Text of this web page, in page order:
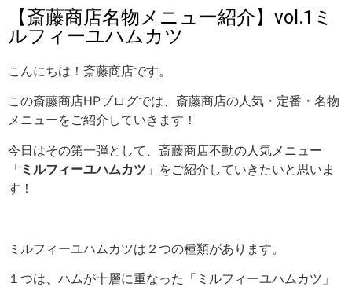
【斎藤商店名物メニュー紹介】vol.1ミ
ルフィーユハムカツ
こんにちは！斎藤商店です。
この斎藤商店HPブログでは、斎藤商店の人気・定番・名物
メニューをご紹介していきます！
今日はその第一弾として、斎藤商店不動の人気メニュー
「 ミルフィーユハムカツ 」をご紹介していきたいと思いま
す！
ミルフィーユハムカツは２つの種類があります。
１つは、ハムが十層に重なった「ミルフィーユハムカツ」